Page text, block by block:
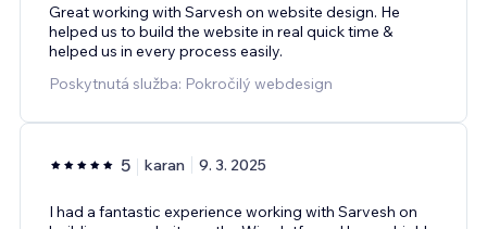
Great working with Sarvesh on website design. He
helped us to build the website in real quick time &
helped us in every process easily.
Poskytnutá služba: Pokročilý webdesign
5 karan 9. 3. 2025
I had a fantastic experience working with Sarvesh on